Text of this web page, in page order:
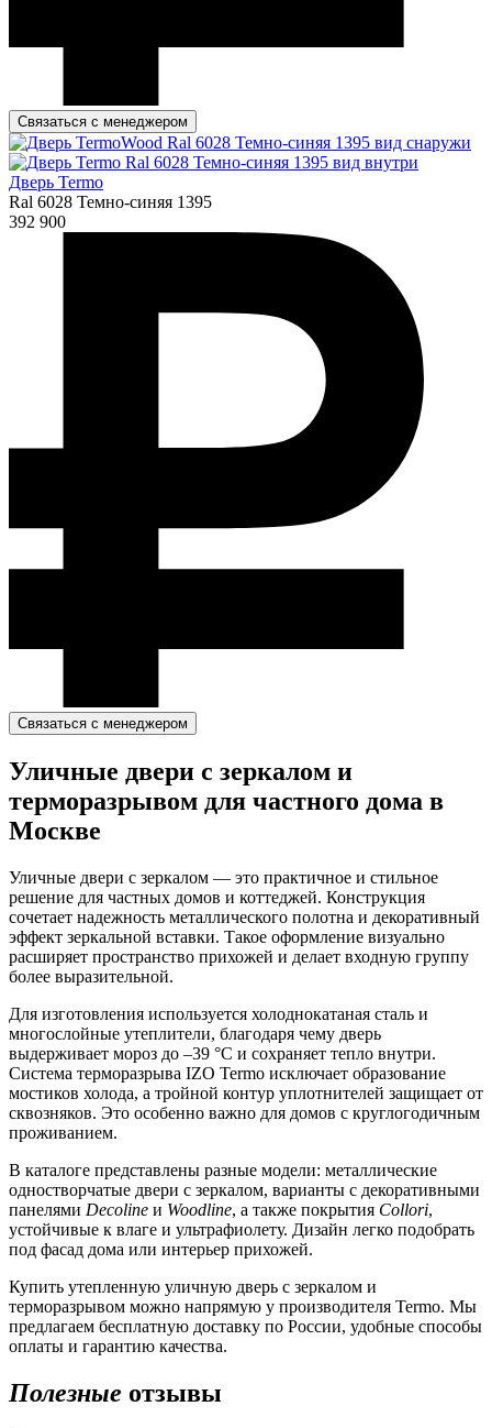
Связаться с менеджером
Дверь Termo
Ral 6028 Темно-синяя 1395
392 900
Связаться с менеджером
Уличные двери с зеркалом и
терморазрывом для частного дома в
Москве
Уличные двери с зеркалом — это практичное и стильное
решение для частных домов и коттеджей. Конструкция
сочетает надежность металлического полотна и декоративный
эффект зеркальной вставки. Такое оформление визуально
расширяет пространство прихожей и делает входную группу
более выразительной.
Для изготовления используется холоднокатаная сталь и
многослойные утеплители, благодаря чему дверь
выдерживает мороз до –39 °С и сохраняет тепло внутри.
Система терморазрыва IZO Termo исключает образование
мостиков холода, а тройной контур уплотнителей защищает от
сквозняков. Это особенно важно для домов с круглогодичным
проживанием.
В каталоге представлены разные модели: металлические
одностворчатые двери с зеркалом, варианты с декоративными
панелями Decoline и Woodline, а также покрытия Collori,
устойчивые к влаге и ультрафиолету. Дизайн легко подобрать
под фасад дома или интерьер прихожей.
Купить утепленную уличную дверь с зеркалом и
терморазрывом можно напрямую у производителя Termo. Мы
предлагаем бесплатную доставку по России, удобные способы
оплаты и гарантию качества.
Полезные отзывы